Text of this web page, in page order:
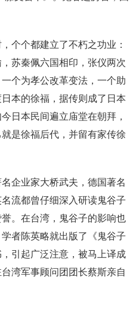
个个都建立了不朽之功业：
苏秦佩六国相印，张仪两次
一个为孝公改革变法，一个助
本的徐福，据传则成了日本
日本民间遍立庙堂在朝拜，
是徐福后代，并留有家传徐
企业家大桥武夫，德国著名
流都曾仔细深入研读鬼谷子
。在台湾，鬼谷子的影响也
者陈英略就出版了《鬼谷子
引起广泛注意，被马上译成
湾军事顾问团团长蔡斯亲自